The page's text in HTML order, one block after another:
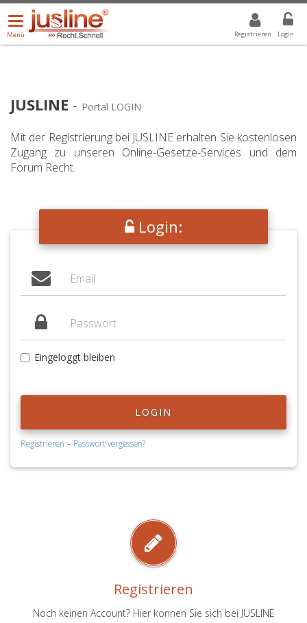
Registrieren Login
Menü
öffnen/schließen
Menü
ALLE DROPDOWN: GEWÄHLTER WERT IST ALLE
JUSLINE - Portal LOGIN
Mit der Registrierung bei JUSLINE erhalten Sie kostenlosen
Zugang zu unseren Online-Gesetze-Services und dem
Forum Recht.
Login:
Eingeloggt bleiben
LOGIN
Registrieren - Passwort vergessen?
Registrieren
Noch keinen Account? Hier können Sie sich bei JUSLINE